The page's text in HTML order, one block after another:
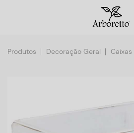
Produtos Decoração Geral Caixas